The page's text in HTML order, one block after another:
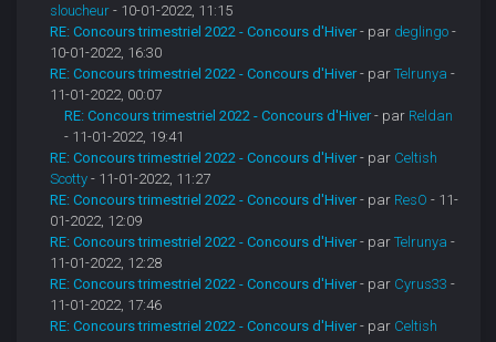
sloucheur - 10-01-2022, 11:15
RE: Concours trimestriel 2022 - Concours d'Hiver - par deglingo -
10-01-2022, 16:30
RE: Concours trimestriel 2022 - Concours d'Hiver - parTelrunya -
11-01-2022, 00:07
RE: Concours trimestriel 2022 - Concours d'Hiver - par Reldan
- 11-01-2022, 19:41
RE: Concours trimestriel 2022 - Concours d'Hiver - par Celtish
Scotty - 11-01-2022, 11:27
RE: Concours trimestriel 2022 - Concours d'Hiver - par ResO - 11-
01-2022, 12:09
RE: Concours trimestriel 2022 - Concours d'Hiver - parTelrunya -
11-01-2022, 12:28
RE: Concours trimestriel 2022 - Concours d'Hiver - par Cyrus33 -
11-01-2022, 17:46
RE: Concours trimestriel 2022 - Concours d'Hiver - par Celtish